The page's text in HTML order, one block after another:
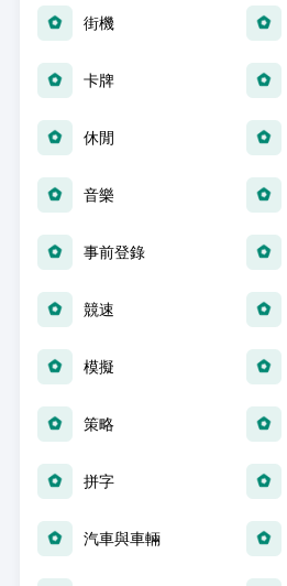
街機
卡牌
休閒
音樂
事前登錄
競速
模擬
策略
拼字
汽車與車輛